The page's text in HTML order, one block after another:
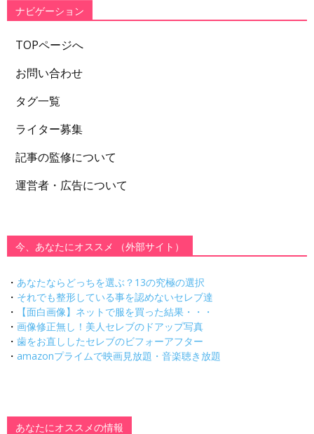
ナビゲーション
TOPページへ
お問い合わせ
タグ一覧
ライター募集
記事の監修について
運営者・広告について
今、あなたにオススメ （外部サイト）
・ あなたならどっちを選ぶ？13の究極の選択
・ それでも整形している事を認めないセレブ達
・
【面白画像】ネットで服を買った結果・・・
・ 画像修正無し！美人セレブのドアップ写真
・ 歯をお直ししたセレブのビフォーアフター
・ amazonプライムで映画見放題・音楽聴き放題
あなたにオススメの情報